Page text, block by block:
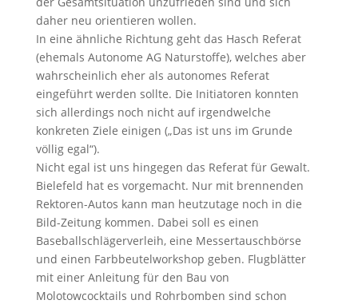
daher neu orientieren wollen.
In eine ähnliche Richtung geht das Hasch Referat
(ehemals Autonome AG Naturstoffe), welches aber
wahrscheinlich eher als autonomes Referat
eingeführt werden sollte. Die Initiatoren konnten
sich allerdings noch nicht auf irgendwelche
konkreten Ziele einigen („Das ist uns im Grunde
völlig egal“).
Nicht egal ist uns hingegen das Referat für Gewalt.
Bielefeld hat es vorgemacht. Nur mit brennenden
Rektoren-Autos kann man heutzutage noch in die
Bild-Zeitung kommen. Dabei soll es einen
Baseballschlägerverleih, eine Messertauschbörse
und einen Farbbeutelworkshop geben. Flugblätter
mit einer Anleitung für den Bau von
Molotowcocktails und Rohrbomben sind schon